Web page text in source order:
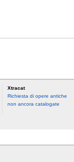
Xtracat
Richiesta di opere antiche
non ancora catalogate